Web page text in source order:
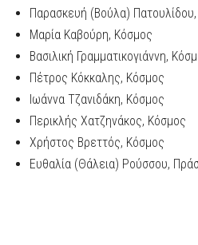
Παρασκευή (Βούλα)
Μαρία Καβούρη, Κόσμος
Βασιλική Γραμματικογιάννη,
Πέτρος Κόκκαλης, Κόσμος
Ιωάννα Τζανιδάκη, Κόσμος
Περικλής Χατζηνάκος, Κόσμος
Χρήστος Βρεττός, Κόσμος
Ευθαλία (Θάλεια) Ρούσσου,